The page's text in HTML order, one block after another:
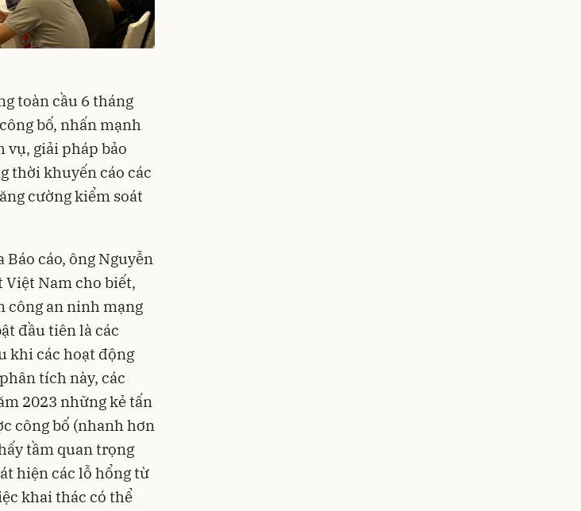
toàn cầu 6 tháng
bố, nhấn mạnh
vụ, giải pháp bảo
thời khuyến cáo các
cường kiểm soát
cáo, ông Nguyễn
Việt Nam cho biết,
công an ninh mạng
đầu tiên là các
khi các hoạt động
tích này, các
2023 những kẻ tấn
công bố (nhanh hơn
tầm quan trọng
hiện các lỗ hổng từ
khai thác có thể